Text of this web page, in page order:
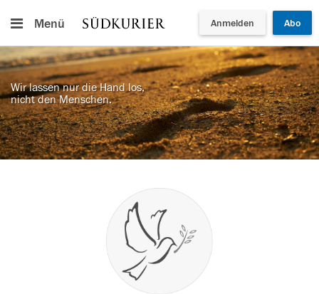
Menü Anmelden Abo
Wir lassen nur die Hand los,
nicht den Menschen.